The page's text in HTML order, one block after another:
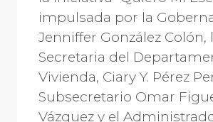
impulsada por la
Jenniffer González Colón,
Secretaria del
Vivienda, Ciary Y. Pérez
Subsecretario Omar
Vázquez y el